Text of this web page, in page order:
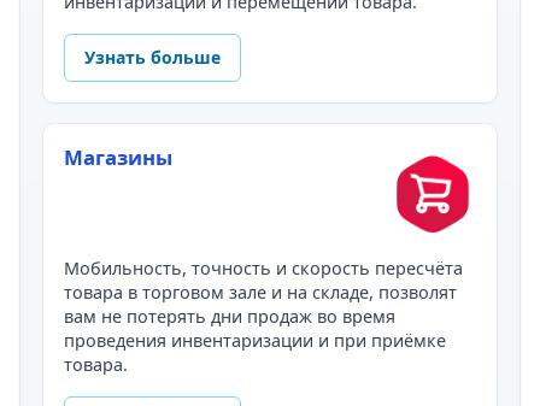
Узнать больше
Магазины
Мобильность, точность и скорость пересчёта
товара в торговом зале и на складе, позволят
вам не потерять дни продаж во время
проведения инвентаризации и при приёмке
товара.